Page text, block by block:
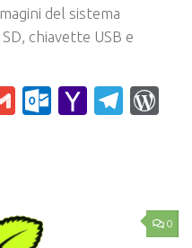
del sistema
chiavette USB e
Gmail Yahoo
0